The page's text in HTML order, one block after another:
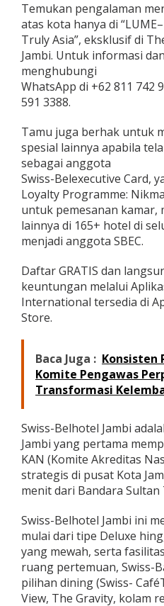
Temukan pengalaman
atas kota hanya di
Truly Asia”, eksklusif di
Jambi. Untuk informasi
menghubungi
WhatsApp di +62 811 742
591 3388.
Tamu juga berhak untuk
spesial lainnya apabila
sebagai anggota
Swiss-Belexecutive Card,
Loyalty Programme:
untuk pemesanan kamar,
lainnya di 165+ hotel di
menjadi anggota SBEC.
Daftar GRATIS dan
keuntungan melalui
International tersedia di
Store.
Baca Juga : Konsisten
Komite Pengawas
Transformasi
Swiss-Belhotel Jambi
Jambi yang pertama
KAN (Komite Akreditas
strategis di pusat Kota
menit dari Bandara Sultan
Swiss-Belhotel Jambi ini
mulai dari tipe Deluxe
yang mewah, serta
ruang pertemuan, Swiss-
pilihan dining (Swiss-
View, The Gravity, kolam